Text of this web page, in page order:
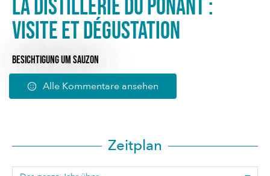
La Distillerie du Ponant :
Visite et dégustation
BESICHTIGUNGUM SAUZON
Alle Kommentare ansehen
Zeitplan